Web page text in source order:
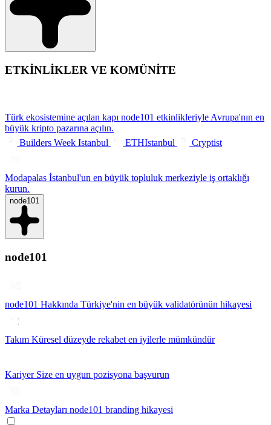
ETKİNLİKLER VE KOMÜNİTE
Türk ekosistemine açılan kapı node101 etkinlikleriyle Avrupa'nın en
büyük kripto pazarına açılın.
Builders Week Istanbul
ETHIstanbul Cryptist
Modapalas İstanbul'un en büyük topluluk merkeziyle iş ortaklığı
kurun.
node101
node101
node101 Hakkında Türkiye'nin en büyük validatörünün hikayesi
Takım Küresel düzeyde rekabet en iyilerle mümkündür
Kariyer Size en uygun pozisyona başvurun
Marka Detayları node101 branding hikayesi